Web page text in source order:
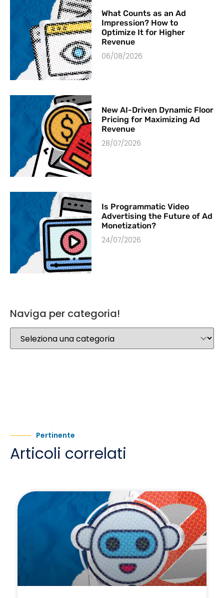
What Counts as an Ad
Impression? How to
Optimize It for Higher
Revenue
06/08/2026
New AI-Driven Dynamic Floor
Pricing for Maximizing Ad
Revenue
28/07/2026
Is Programmatic Video
Advertising the Future of Ad
Monetization?
24/07/2026
Naviga per categoria!
Pertinente
Articoli correlati